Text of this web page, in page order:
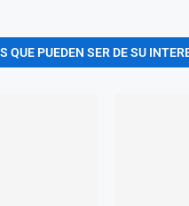
QUE PUEDEN SER DE SU